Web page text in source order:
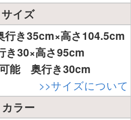
サイズ
行き35cm×高さ104.5cm
き30×高さ95cm
可能 奥行き30cm
>>サイズについて
カラー